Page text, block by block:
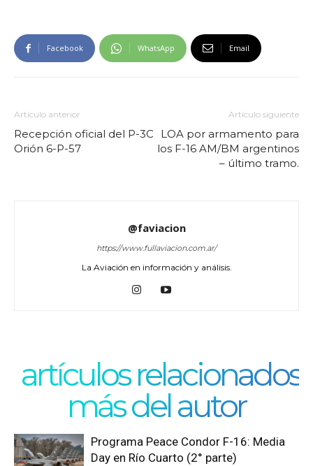
Facebook WhatsApp Email
Artículo anterior
Recepción oficial del P-3C
Orión 6-P-57
Artículo siguiente
LOA por armamento para
los F-16 AM/BM argentinos
– último tramo.
@faviacion
https://www.fullaviacion.com.ar/
La Aviación en información y análisis.
artículos relacionados
más del autor
Programa Peace Condor F-16: Media
Day en Río Cuarto (2° parte)